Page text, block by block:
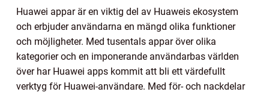
Huawei appar är en viktig del av Huaweis ekosystem
och erbjuder användarna en mängd olika funktioner
och möjligheter. Med tusentals appar över olika
kategorier och en imponerande användarbas världen
över har Huawei apps kommit att bli ett värdefullt
verktyg för Huawei-användare. Med för- och nackdelar